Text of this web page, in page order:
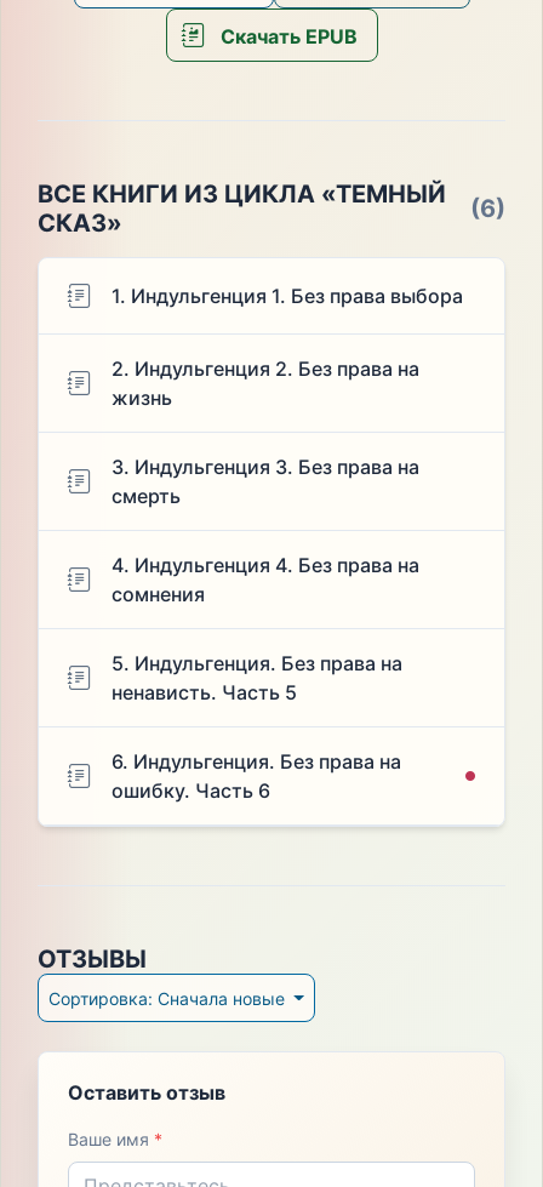
Скачать EPUB
ВСЕ КНИГИ ИЗ ЦИКЛА «ТЕМНЫЙ
СКАЗ»
(6)
1. Индульгенция 1. Без права выбора
2. Индульгенция 2. Без права на
жизнь
3. Индульгенция 3. Без права на
смерть
4. Индульгенция 4. Без права на
сомнения
5. Индульгенция. Без права на
ненависть. Часть 5
6. Индульгенция. Без права на
ошибку. Часть 6
ОТЗЫВЫ
Сортировка: Сначала новые
Оставить отзыв
Ваше имя *